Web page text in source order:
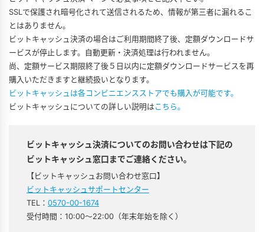
SSLで保護され暗号化されて送信されるため、情報が第三者に漏れるこ
とはありません。
ビットキャッシュ決済の場合はご利用期間終了後、定額ダウンロードサ
ービスが停止します。自動更新・決済処理は行われません。
尚、定額サービス期限終了後５日以内に定額ダウンロードサービスを再
購入いただきますと継続扱いとなります。
ビットキャッシュは各コンビニエンスストアでも購入が可能です。
ビットキャッシュについての詳しい説明はこちら。
ビットキャッシュ決済についてのお問い合わせは下記の
ビットキャッシュ窓口までご連絡ください。
【ビットキャッシュお問い合わせ窓口】
ビットキャッシュサポートセンター
TEL： 0570-00-1674
受付時間：10:00～22:00（年末年始を除く）